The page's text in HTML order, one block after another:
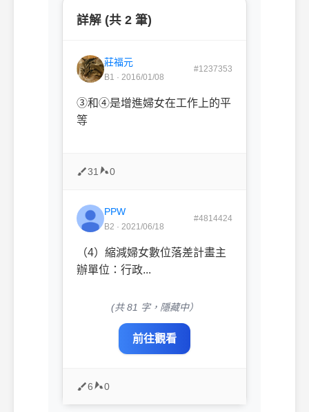
詳解 (共 2 筆)
莊福元
B1 · 2016/01/08
#1237353
③和④是增進婦女在工作上的平
等
31 0
PPW
B2 · 2021/06/18
#4814424
（4）縮減婦女數位落差計畫主
辦單位：行政...
(共 81 字，隱藏中）
前往觀看
6 0